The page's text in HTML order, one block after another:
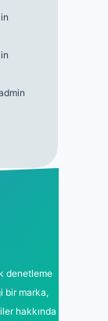
denetleme
bir marka,
hakkında